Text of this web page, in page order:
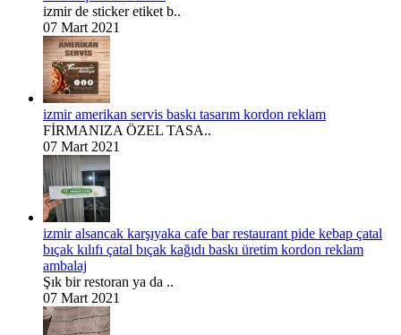
izmir de sticker etiket b..
07 Mart 2021
izmir amerikan servis baskı tasarım kordon reklam
FİRMANIZA ÖZEL TASA..
07 Mart 2021
izmir alsancak karşıyaka cafe bar restaurant pide kebap çatal
bıçak kılıfı çatal bıçak kağıdı baskı üretim kordon reklam
ambalaj
Şık bir restoran ya da ..
07 Mart 2021